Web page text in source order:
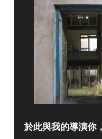
於此與我的導演你